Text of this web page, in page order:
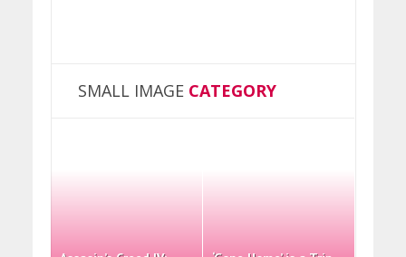
SMALL IMAGE CATEGORY